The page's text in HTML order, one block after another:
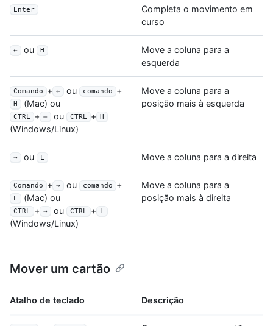
Enter
Completa o movimento em
curso
← ou H
Move a coluna para a
esquerda
Comando + ← ou comando +
H (Mac) ou
CTRL + ← ou CTRL + H
(Windows/Linux)
Move a coluna para a
posição mais à esquerda
→ ou L Move a coluna para a direita
Comando + → ou comando +
L (Mac) ou
CTRL + → ou CTRL + L
(Windows/Linux)
Move a coluna para a
posição mais à direita
Mover um cartão
Atalho de teclado Descrição